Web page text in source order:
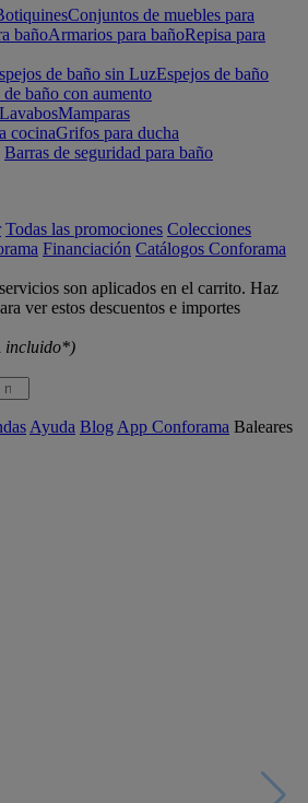
Conjuntos de muebles para
bañoArmarios para bañoRepisa para
de baño sin LuzEspejos de baño
de baño con aumento
LavabosMamparas
cocinaGrifos para ducha
Barras de seguridad para baño
Todas las promociones Colecciones
Financiación Catálogos Conforama
son aplicados en el carrito. Haz
ver estos descuentos e importes
incluido*)
Ayuda Blog App Conforama Baleares